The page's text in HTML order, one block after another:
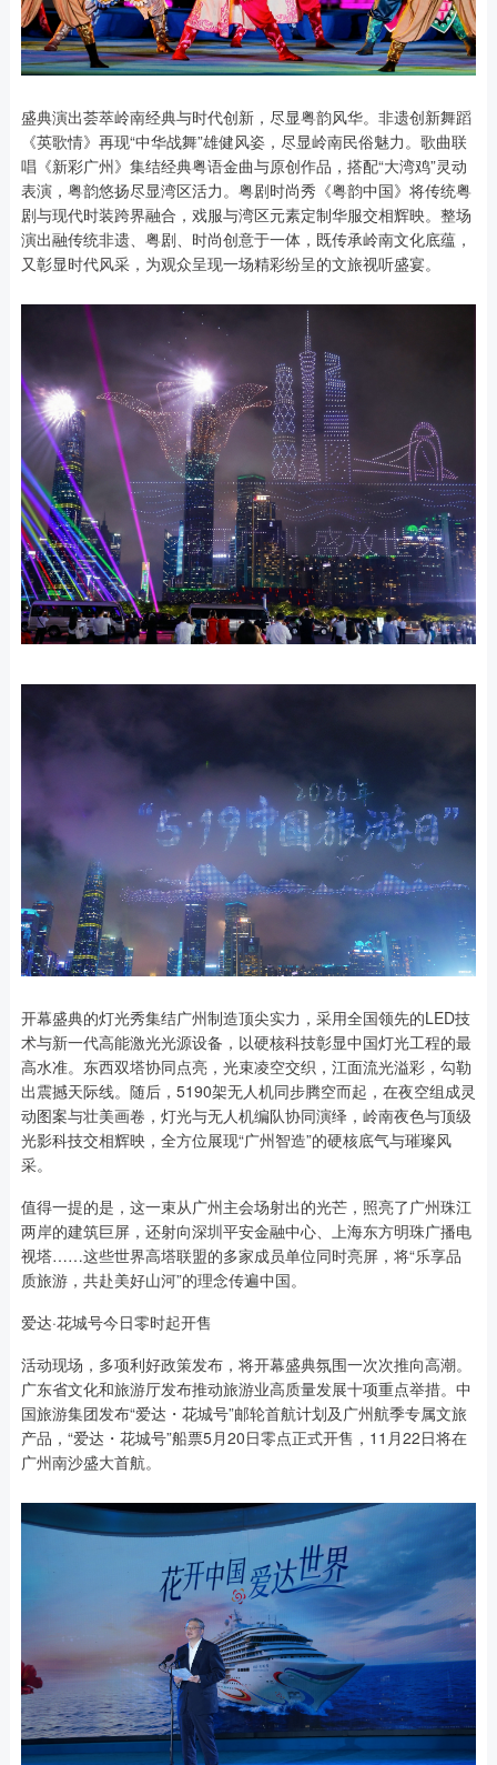
盛典演出荟萃岭南经典与时代创新，尽显粤韵风华。非遗创新舞蹈
《英歌情》再现“中华战舞”雄健风姿，尽显岭南民俗魅力。歌曲联
唱《新彩广州》集结经典粤语金曲与原创作品，搭配“大湾鸡”灵动
表演，粤韵悠扬尽显湾区活力。粤剧时尚秀《粤韵中国》将传统粤
剧与现代时装跨界融合，戏服与湾区元素定制华服交相辉映。整场
演出融传统非遗、粤剧、时尚创意于一体，既传承岭南文化底蕴，
又彰显时代风采，为观众呈现一场精彩纷呈的文旅视听盛宴。
开幕盛典的灯光秀集结广州制造顶尖实力，采用全国领先的LED技
术与新一代高能激光光源设备，以硬核科技彰显中国灯光工程的最
高水准。东西双塔协同点亮，光束凌空交织，江面流光溢彩，勾勒
出震撼天际线。随后，5190架无人机同步腾空而起，在夜空组成灵
动图案与壮美画卷，灯光与无人机编队协同演绎，岭南夜色与顶级
光影科技交相辉映，全方位展现“广州智造”的硬核底气与璀璨风
采。
值得一提的是，这一束从广州主会场射出的光芒，照亮了广州珠江
两岸的建筑巨屏，还射向深圳平安金融中心、上海东方明珠广播电
视塔……这些世界高塔联盟的多家成员单位同时亮屏，将“乐享品
质旅游，共赴美好山河”的理念传遍中国。
爱达·花城号今日零时起开售
活动现场，多项利好政策发布，将开幕盛典氛围一次次推向高潮。
广东省文化和旅游厅发布推动旅游业高质量发展十项重点举措。中
国旅游集团发布“爱达・花城号”邮轮首航计划及广州航季专属文旅
产品，“爱达・花城号”船票5月20日零点正式开售，11月22日将在
广州南沙盛大首航。